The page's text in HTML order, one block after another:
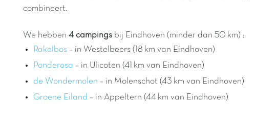
combineert.
We hebben 4 campings bij Eindhoven (minder dan 50 km) :
Rakelbos – in Westelbeers (18 km van Eindhoven)
Ponderosa – in Ulicoten (41 km van Eindhoven)
de Wondermolen – in Molenschot (43 km van Eindhoven)
Groene Eiland – in Appeltern (44 km van Eindhoven)